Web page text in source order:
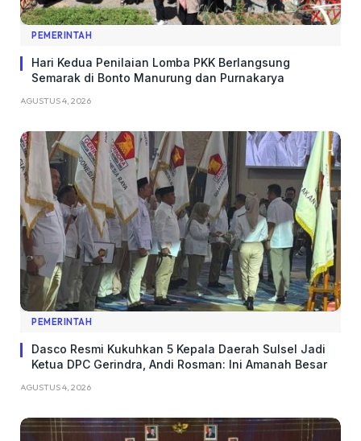
PEMERINTAH
Hari Kedua Penilaian Lomba PKK Berlangsung
Semarak di Bonto Manurung dan Purnakarya
AGUSTUS 4, 2026
PEMERINTAH
Dasco Resmi Kukuhkan 5 Kepala Daerah Sulsel Jadi
Ketua DPC Gerindra, Andi Rosman: Ini Amanah Besar
AGUSTUS 4, 2026